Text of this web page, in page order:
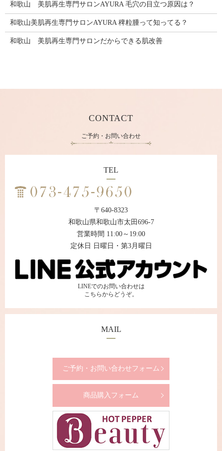
和歌山 美肌再生専門サロンAYURA 毛穴の目立つ原因は？
和歌山美肌再生専門サロンAYURA 稗粒腫って知ってる？
和歌山 美肌再生専門サロンだからできる肌改善
CONTACT
ご予約・お問い合わせ
TEL
〒640-8323
和歌山県和歌山市太田696-7
営業時間 11:00～19:00
定休日 日曜日・第3月曜日
LINEでのお問い合わせは
こちらからどうぞ。
MAIL
ご予約・お問い合わせフォーム
商品購入フォーム